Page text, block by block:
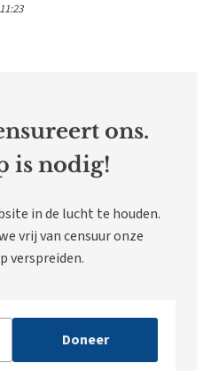
ons.
is nodig!
in de lucht te houden.
vrij van censuur onze
verspreiden.
Doneer